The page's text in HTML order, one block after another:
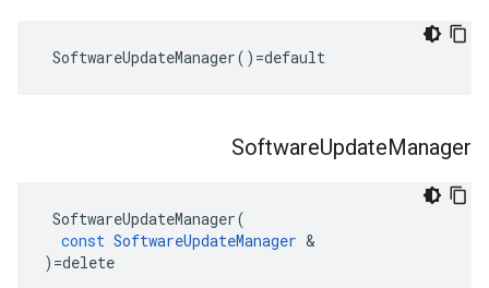
SoftwareUpdateManager()=default
SoftwareUpdateManager
SoftwareUpdateManager(
const SoftwareUpdateManager &
) =delete